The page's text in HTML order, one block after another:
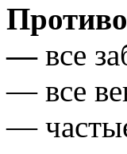
— все
— все
—